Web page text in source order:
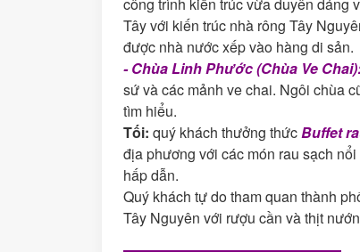
Tây với kiến trúc nhà rông Tây
được nhà nước xếp vào hàng di sản.
- Chùa Linh Phước (Chùa Ve
sứ và các mảnh ve chai. Ngôi chùa
tìm hiểu.
Tối: quý khách thưởng thức Buffet
địa phương với các món rau sạch
hấp dẫn.
Quý khách tự do tham quan thành
Tây Nguyên với rượu cần và thịt